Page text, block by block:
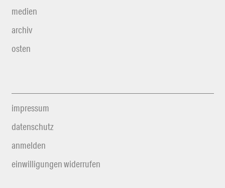
medien
archiv
osten
impressum
datenschutz
anmelden
einwilligungen widerrufen